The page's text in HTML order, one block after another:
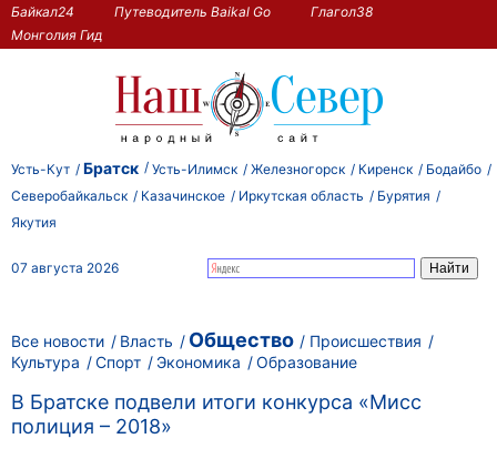
Байкал24 Путеводитель Baikal Go
Глагол38
Монголия Гид
Усть-Кут Братск Усть-Илимск Железногорск Киренск
Бодайбо
Северобайкальск
Казачинское Иркутская область
Бурятия
Якутия
07 августа 2026
Все новости Власть Общество
Происшествия
Культура
Спорт Экономика Образование
В Братске подвели итоги конкурса «Мисс
полиция – 2018»